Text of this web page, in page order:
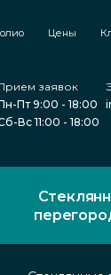
Цены
заявок
Пт 9:00 - 18:00
Вс 11:00 - 18:00